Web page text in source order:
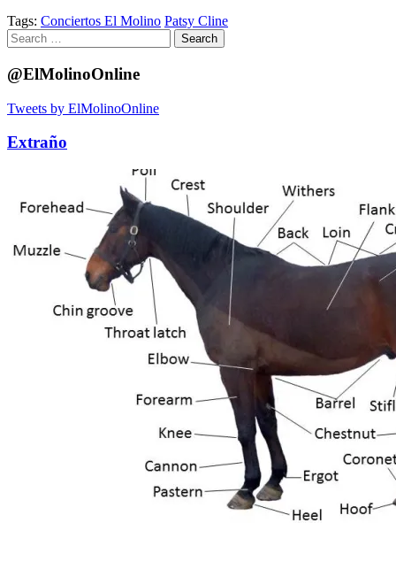
Tags: Conciertos El Molino Patsy Cline
Search
for:
@ElMolinoOnline
Tweets by ElMolinoOnline
Extraño